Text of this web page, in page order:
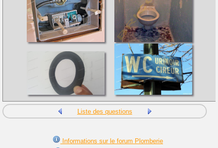
Liste des questions
Informations sur le forum Plomberie